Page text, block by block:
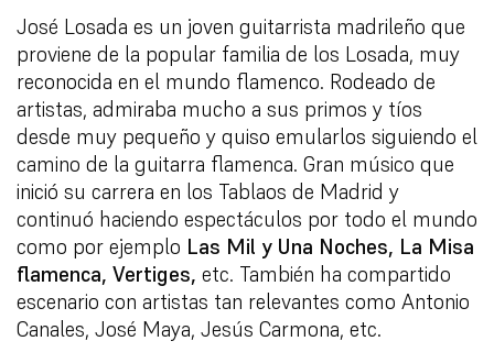
José Losada es un joven guitarrista madrileño que
proviene de la popular familia de los Losada, muy
reconocida en el mundo flamenco. Rodeado de
artistas, admiraba mucho a sus primos y tíos
desde muy pequeño y quiso emularlos siguiendo el
camino de la guitarra flamenca. Gran músico que
inició su carrera en los Tablaos de Madrid y
continuó haciendo espectáculos por todo el mundo
como por ejemplo Las Mil y Una Noches, La Misa
flamenca, Vertiges, etc. También ha compartido
escenario con artistas tan relevantes como Antonio
Canales, José Maya, Jesús Carmona, etc.